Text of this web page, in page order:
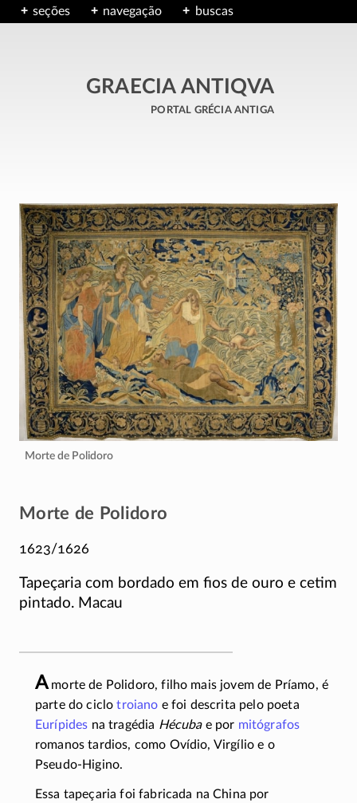
seções navegação buscas
GRAECIA ANTIQVA
portal grécia antiga
Morte de Polidoro
Morte de Polidoro
1623/1626
Tapeçaria com bordado em fios de ouro e cetim
pintado. Macau
Amorte de Polidoro, filho mais jovem de Príamo, é
parte do ciclotroiano e foi descrita pelo poeta
Eurípides na tragédia Hécubae por mitógrafos
romanos tardios, como Ovídio, Virgílio e o
Pseudo-Higino.
Essa tapeçaria foi fabricada na China por